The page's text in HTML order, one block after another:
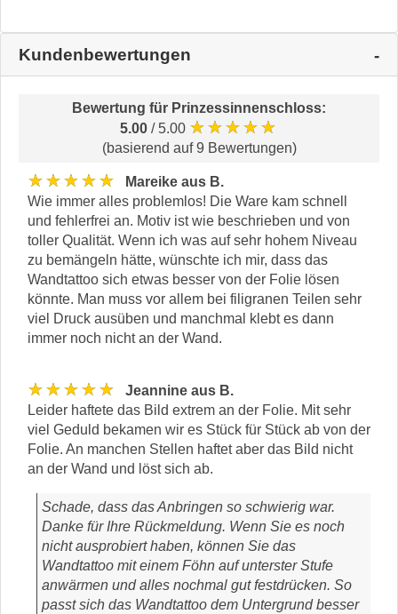
Kundenbewertungen
Bewertung für Prinzessinnenschloss:
5.00 / 5.00 ★★★★★
(basierend auf 9 Bewertungen)
★★★★★
Mareike aus B.
Wie immer alles problemlos! Die Ware kam schnell
und fehlerfrei an. Motiv ist wie beschrieben und von
toller Qualität. Wenn ich was auf sehr hohem Niveau
zu bemängeln hätte, wünschte ich mir, dass das
Wandtattoo sich etwas besser von der Folie lösen
könnte. Man muss vor allem bei filigranen Teilen sehr
viel Druck ausüben und manchmal klebt es dann
immer noch nicht an der Wand.
★★★★★
Jeannine aus B.
Leider haftete das Bild extrem an der Folie. Mit sehr
viel Geduld bekamen wir es Stück für Stück ab von der
Folie. An manchen Stellen haftet aber das Bild nicht
an der Wand und löst sich ab.
Schade, dass das Anbringen so schwierig war.
Danke für Ihre Rückmeldung. Wenn Sie es noch
nicht ausprobiert haben, können Sie das
Wandtattoo mit einem Föhn auf unterster Stufe
anwärmen und alles nochmal gut festdrücken. So
passt sich das Wandtattoo dem Untergrund besser